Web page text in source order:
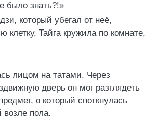
было знать?!»
который убегал от неё,
клетку, Тайга кружила по комнате,
лицом на татами. Через
дверь он мог разглядеть
о который споткнулась
возле пола.